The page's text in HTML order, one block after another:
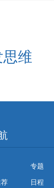
维
专题
日程